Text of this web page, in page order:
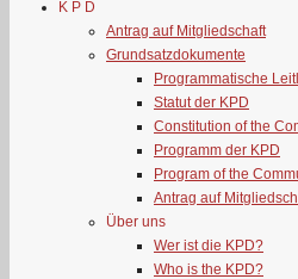
K P D
Antrag auf Mitgliedschaft
Grundsatzdokumente
Programmatische
Statut der KPD
Constitution of the
Programm der KPD
Program of the
Antrag auf
Über uns
Wer ist die KPD?
Who is the KPD?